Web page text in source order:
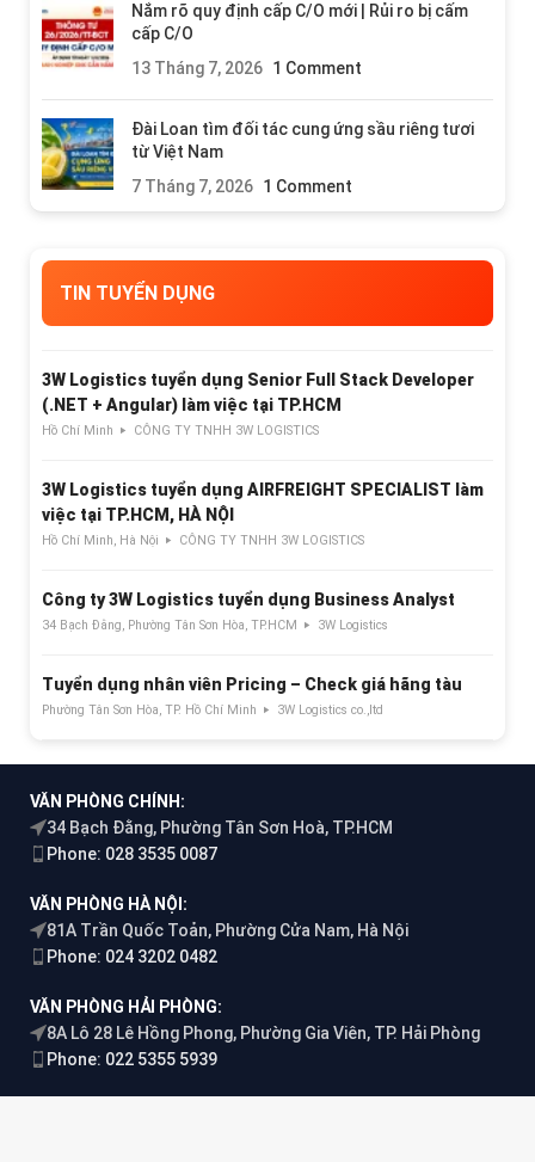
Nắm rõ quy định cấp C/O mới | Rủi ro bị cấm
cấp C/O
13 Tháng 7, 2026 1 Comment
Đài Loan tìm đối tác cung ứng sầu riêng tươi
từ Việt Nam
7 Tháng 7, 2026 1 Comment
TIN TUYỂN DỤNG
3W Logistics tuyển dụng Senior Full Stack Developer
(.NET + Angular) làm việc tại TP.HCM
Hồ Chí Minh CÔNG TY TNHH 3W LOGISTICS
3W Logistics tuyển dụng AIRFREIGHT SPECIALIST làm
việc tại TP.HCM, HÀ NỘI
Hồ Chí Minh, Hà Nội CÔNG TY TNHH 3W LOGISTICS
Công ty 3W Logistics tuyển dụng Business Analyst
34 Bạch Đằng, Phường Tân Sơn Hòa, TP.HCM 3W Logistics
Tuyển dụng nhân viên Pricing – Check giá hãng tàu
Phường Tân Sơn Hòa, TP. Hồ Chí Minh 3W Logistics co.,ltd
VĂN PHÒNG CHÍNH:
34 Bạch Đằng, Phường Tân Sơn Hoà, TP.HCM
Phone: 028 3535 0087
VĂN PHÒNG HÀ NỘI:
81A Trần Quốc Toản, Phường Cửa Nam, Hà Nội
Phone: 024 3202 0482
VĂN PHÒNG HẢI PHÒNG:
8A Lô 28 Lê Hồng Phong, Phường Gia Viên, TP. Hải Phòng
Phone: 022 5355 5939